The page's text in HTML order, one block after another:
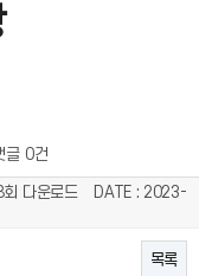
글 0건
다운로드
DATE : 2023-
목록